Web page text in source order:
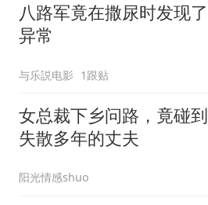
八路军竟在撒尿时发现了
异常
与乐説电影 1跟贴
女总裁下乡问路，竟碰到
失散多年的丈夫
阳光情感shuo